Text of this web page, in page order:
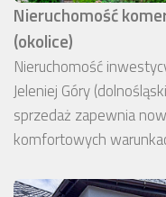
Nieruchomość
(okolice)
Nieruchomość
Jeleniej Góry
sprzedaż zapewnia
komfortowych